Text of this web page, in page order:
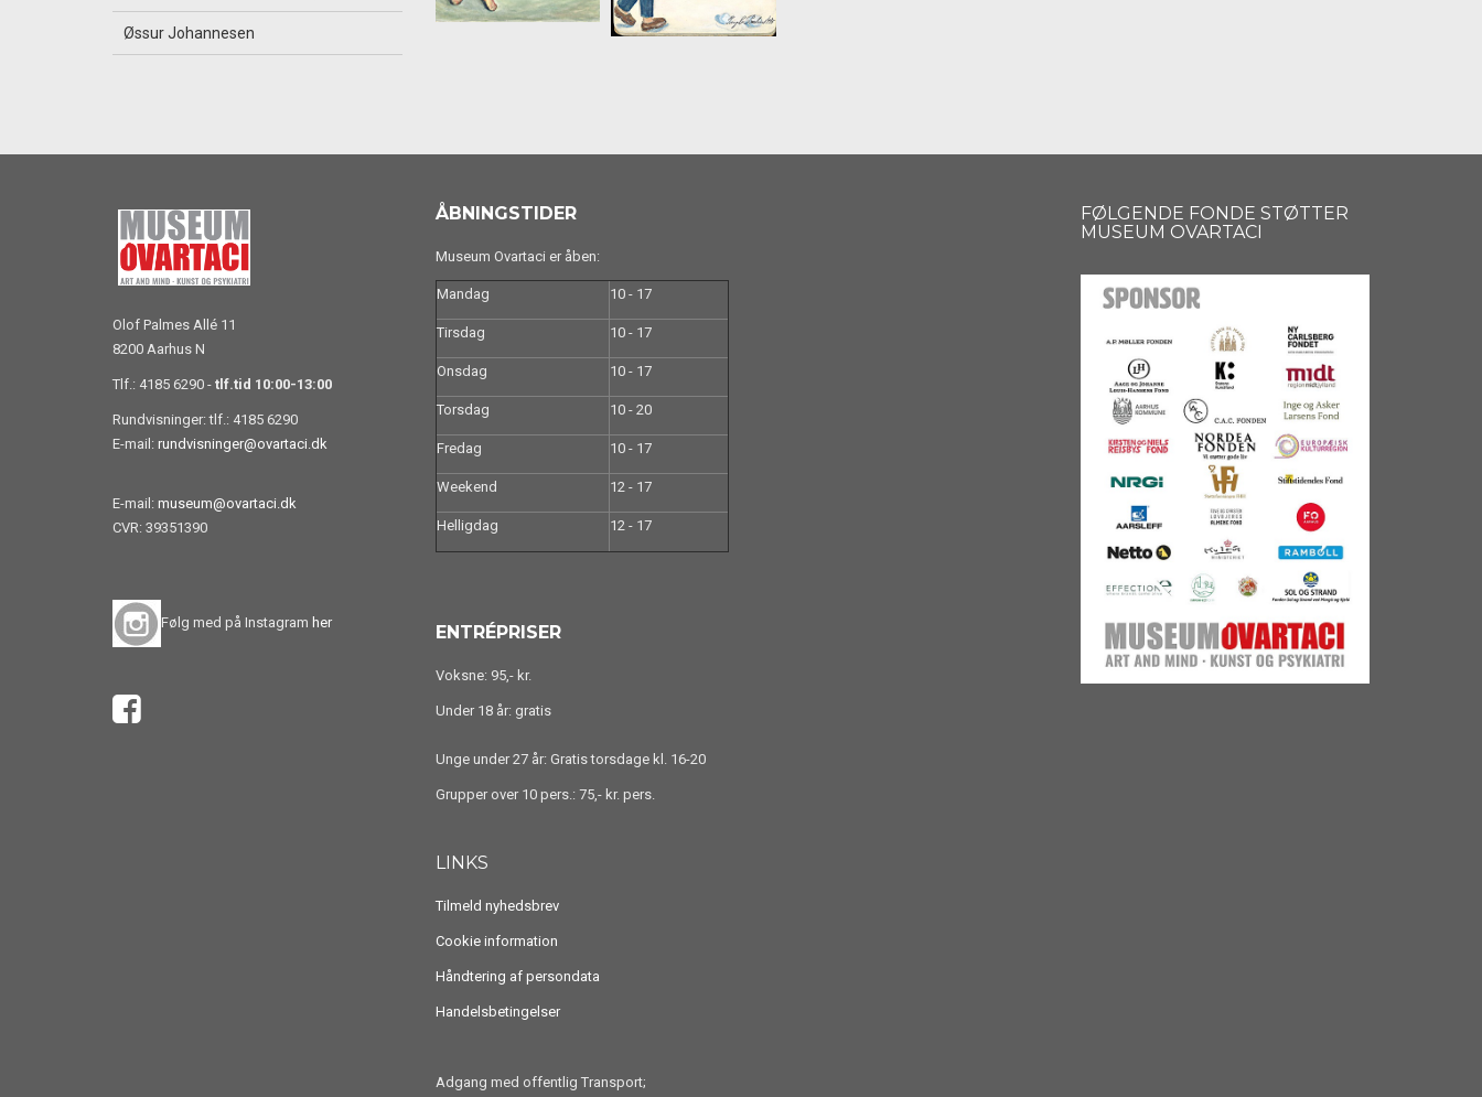
Øssur Johannesen
Olof Palmes Allé 11
8200 Aarhus N
Tlf.: 4185 6290 - tlf.tid 10:00-13:00
Rundvisninger: tlf.: 4185 6290
E-mail: rundvisninger@ovartaci.dk
E-mail: museum@ovartaci.dk
CVR: 39351390
Følg med på Instagram her
ÅBNINGSTIDER
Museum Ovartaci er åben:
Mandag 10 - 17
Tirsdag 10 - 17
Onsdag 10 - 17
Torsdag 10 - 20
Fredag 10 - 17
Weekend 12 - 17
Helligdag 12 - 17
ENTRÉPRISER
Voksne: 95,- kr.
Under 18 år: gratis
Unge under 27 år: Gratis torsdage kl. 16-20
Grupper over 10 pers.: 75,- kr. pers.
LINKS
Tilmeld nyhedsbrev
Cookie information
Håndtering af persondata
Handelsbetingelser
Adgang med offentlig Transport;
FØLGENDE FONDE STØTTER
MUSEUM OVARTACI